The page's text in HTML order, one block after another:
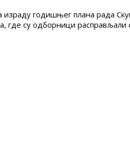
годишњег плана рада
где су одборници